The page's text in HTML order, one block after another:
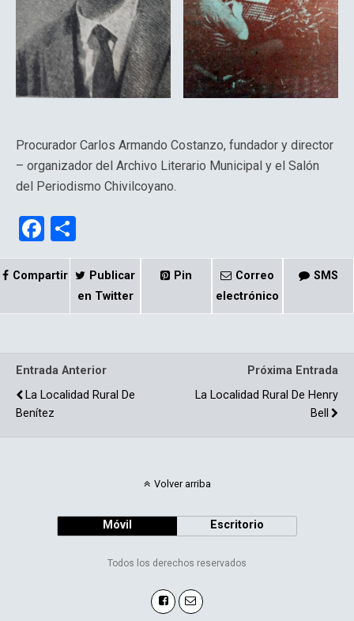
Procurador Carlos Armando Costanzo, fundador y director
– organizador del Archivo Literario Municipal y el Salón
del Periodismo Chivilcoyano.
F
a
ce
k
o
m
p
Compartir
Publicar
en Twitter
Pin
Correo
electrónico
SMS
Entrada Anterior
La Localidad Rural De
Benítez
Próxima Entrada
La Localidad Rural De Henry
Bell
Volver arriba
Móvil Escritorio
Todos los derechos reservados